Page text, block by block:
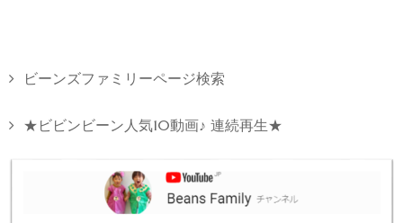
ビーンズファミリーページ検索
★ビビンビーン人気10動画♪ 連続再生★